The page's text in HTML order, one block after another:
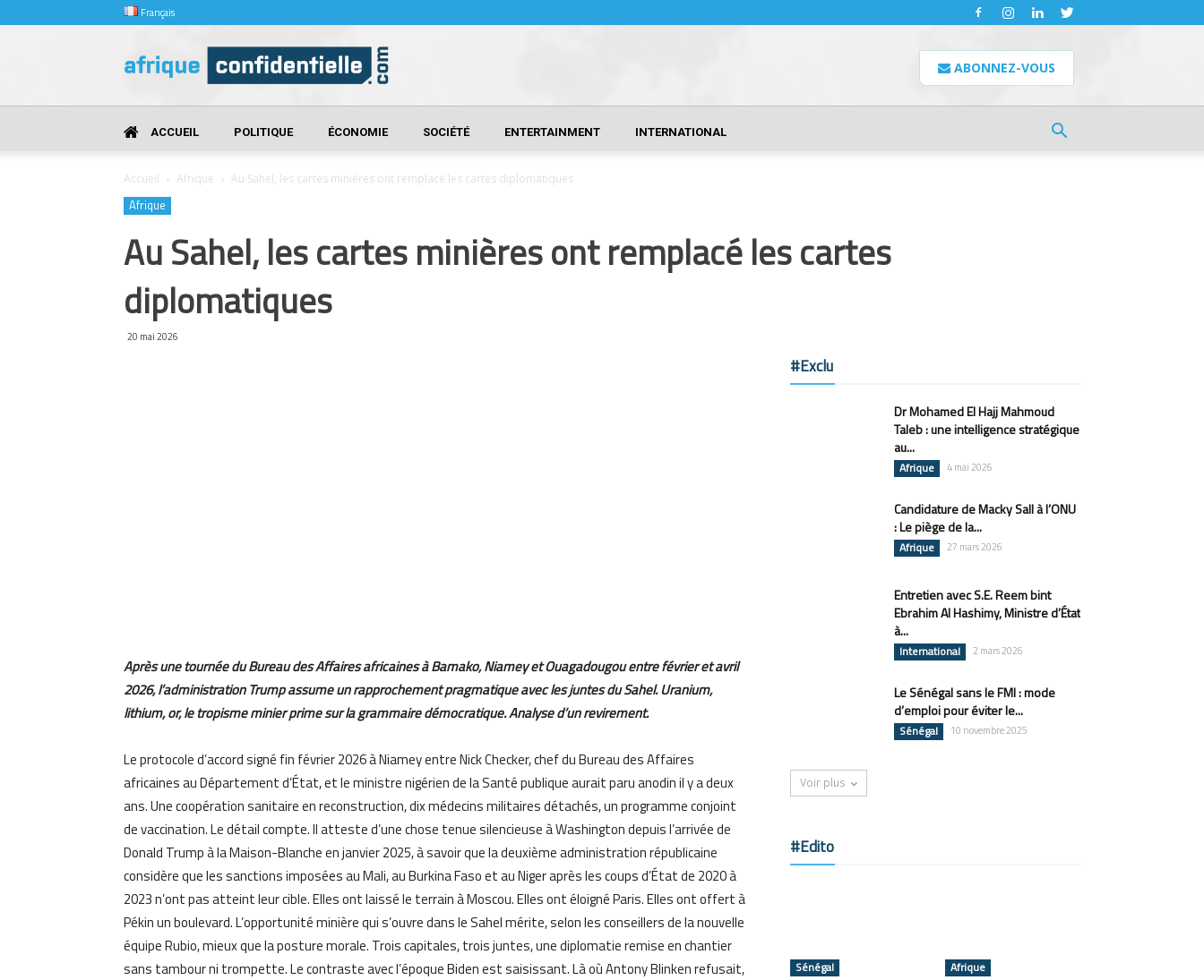
Français
Confidentielle
ABONNEZ-VOUS
ACCUEIL POLITIQUE ÉCONOMIE SOCIÉTÉ ENTERTAINMENT INTERNATIONAL
Accueil Afrique Au Sahel, les cartes minières ont remplacé les cartes diplomatiques
Afrique
Au Sahel, les cartes minières ont remplacé les cartes
diplomatiques
20 mai 2026
Après une tournée du Bureau des Affaires africaines à Bamako, Niamey et Ouagadougou entre février et avril
2026, l’administration Trump assume un rapprochement pragmatique avec les juntes du Sahel. Uranium,
lithium, or, le tropisme minier prime sur la grammaire démocratique. Analyse d’un revirement.
Le protocole d’accord signé fin février 2026 à Niamey entre Nick Checker, chef du Bureau des Affaires
africaines au Département d’État, et le ministre nigérien de la Santé publique aurait paru anodin il y a deux
ans. Une coopération sanitaire en reconstruction, dix médecins militaires détachés, un programme conjoint
de vaccination. Le détail compte. Il atteste d’une chose tenue silencieuse à Washington depuis l’arrivée de
Donald Trump à la Maison-Blanche en janvier 2025, à savoir que la deuxième administration républicaine
considère que les sanctions imposées au Mali, au Burkina Faso et au Niger après les coups d’État de 2020 à
2023 n’ont pas atteint leur cible. Elles ont laissé le terrain à Moscou. Elles ont éloigné Paris. Elles ont offert à
Pékin un boulevard. L’opportunité minière qui s’ouvre dans le Sahel mérite, selon les conseillers de la nouvelle
équipe Rubio, mieux que la posture morale. Trois capitales, trois juntes, une diplomatie remise en chantier
sans tambour ni trompette. Le contraste avec l’époque Biden est saisissant. Là où Antony Blinken refusait,
#Exclu
Dr Mohamed El Hajj Mahmoud
Taleb : une intelligence stratégique
au...
Afrique 4 mai 2026
Candidature de Macky Sall à l’ONU
: Le piège de la...
Afrique 27 mars 2026
Entretien avec S.E. Reem bint
Ebrahim Al Hashimy, Ministre d’État
à...
International 2 mars 2026
Le Sénégal sans le FMI : mode
d’emploi pour éviter le...
Sénégal 10 novembre 2025
Voir plus
#Edito
Sénégal Afrique